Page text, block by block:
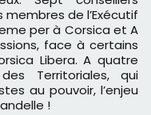
de l’Exécutif
per à Corsica et A
face à certains
Libera. A quatre
Territoriales, qui
au pouvoir, l’enjeu
!